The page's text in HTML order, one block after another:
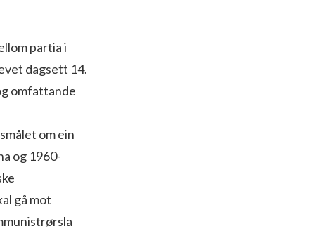
partia i
dagsett 14.
omfattande
om ein
og 1960-
gå mot